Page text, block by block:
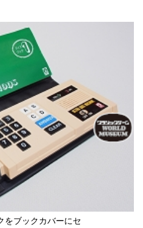
をブックカバーにセ